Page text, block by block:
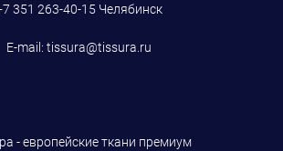
351 263-40-15 Челябинск
E-mail: tissura@tissura.ru
- европейские ткани премиум